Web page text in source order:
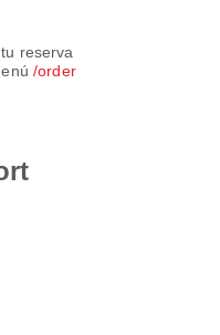
reserva
/order